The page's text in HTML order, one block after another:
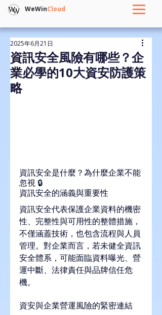
WeWinCloud
資訊安全風險有哪些？企
業必學的10大資安防護策
略
2025年6月21日
資訊安全是什麼？為什麼企業不能
忽視 🔒
資訊安全的涵義與重要性
資訊安全代表保護企業資料的機密
性、完整性與可用性的整體措施，
不僅涵蓋技術，也包含流程與人員
管理。對企業而言，若未健全資訊
安全體系，可能面臨資料曝光、營
運中斷、法律責任與品牌信任危
機。
資安與企業營運風險的緊密連結